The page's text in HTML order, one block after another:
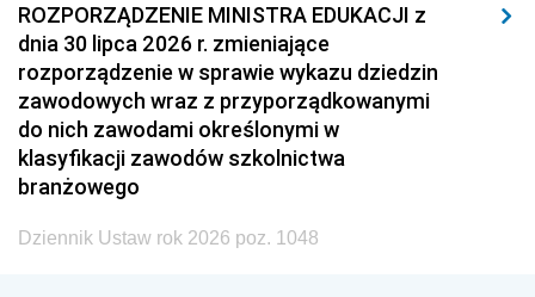
ROZPORZĄDZENIE MINISTRA EDUKACJI z
dnia 30 lipca 2026 r. zmieniające
rozporządzenie w sprawie wykazu dziedzin
zawodowych wraz z przyporządkowanymi
do nich zawodami określonymi w
klasyfikacji zawodów szkolnictwa
branżowego
Dziennik Ustaw rok 2026 poz. 1048